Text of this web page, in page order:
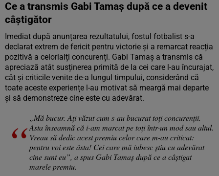
Ce a transmis Gabi Tamaș după ce a devenit
câștigător
Imediat după anunțarea rezultatului, fostul fotbalist s-a
declarat extrem de fericit pentru victorie și a remarcat reacția
pozitivă a celorlalți concurenți. Gabi Tamaș a transmis că
apreciază atât susținerea primită de la cei care l-au încurajat,
cât și criticile venite de-a lungul timpului, considerând că
toate aceste experiențe l-au motivat să meargă mai departe
și să demonstreze cine este cu adevărat.
„Mă bucur. Ați văzut cum s-au bucurat toți concurenții.
Asta înseamnă că i-am marcat pe toți într-un mod sau altul.
Vreau să dedic acest premiu celor care m-au criticat:
pentru voi este ăsta! Cei care mă iubesc știu cu adevărat
cine sunt eu”, a spus Gabi Tamaș după ce a câștigat
marele premiu.